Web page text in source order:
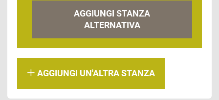
AGGIUNGI STANZA
ALTERNATIVA
AGGIUNGI UN'ALTRA STANZA